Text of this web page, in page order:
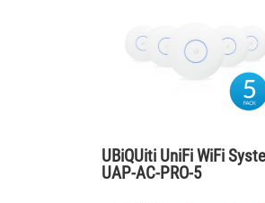
UBiQUiti UniFi WiFi
UAP-AC-PRO-5